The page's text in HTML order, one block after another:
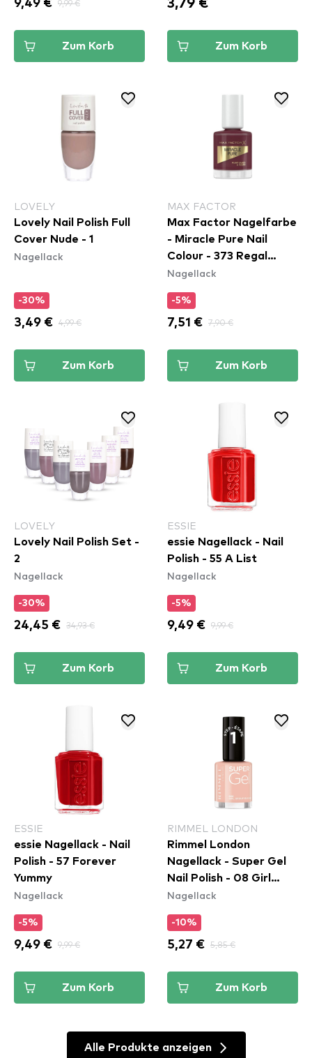
9,49 € 9,99 €
Zum Korb
3,79 €
Zum Korb
LOVELY
Lovely Nail Polish Full
Cover Nude - 1
Nagellack
-30%
3,49 € 4,99 €
Zum Korb
MAX FACTOR
Max Factor Nagelfarbe
- Miracle Pure Nail
Colour - 373 Regal
Garnet
Nagellack
-5%
7,51 € 7,90 €
Zum Korb
LOVELY
Lovely Nail Polish Set -
2
Nagellack
-30%
24,45 € 34,93 €
Zum Korb
ESSIE
essie Nagellack - Nail
Polish - 55 A List
Nagellack
-5%
9,49 € 9,99 €
Zum Korb
ESSIE
essie Nagellack - Nail
Polish - 57 Forever
Yummy
Nagellack
-5%
9,49 € 9,99 €
Zum Korb
RIMMEL LONDON
Rimmel London
Nagellack - Super Gel
Nail Polish - 08 Girl
Group Blush
Nagellack
-10%
5,27 € 5,85 €
Zum Korb
Alle Produkte anzeigen